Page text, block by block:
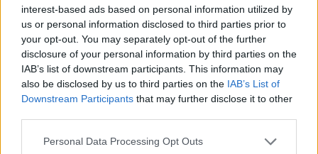
interest-based ads based on personal information utilized by
us or personal information disclosed to third parties prior to
your opt-out. You may separately opt-out of the further
disclosure of your personal information by third parties on the
IAB’s list of downstream participants. This information may
also be disclosed by us to third parties on the IAB’s List of
Downstream Participants that may further disclose it to other
Personal Data Processing Opt Outs
6 Ago 2026
Per Carbonia e Olbia si apre lo spiraglio di
ripartire dalla Seconda
7 Ago 2026
Definiti gli organici di Prima con l'aggiunta
di Golfo Aranci, La Salle e Ottava, in Seconda